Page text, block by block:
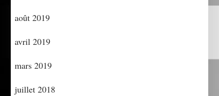
août 2019
avril 2019
mars 2019
juillet 2018